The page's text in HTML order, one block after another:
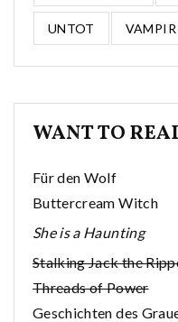
UNTOT VAMPIR
WANT TO
Für den Wolf
Buttercream Witch
She is a Haunting
Stalking Jack the
Threads of Power
Geschichten des